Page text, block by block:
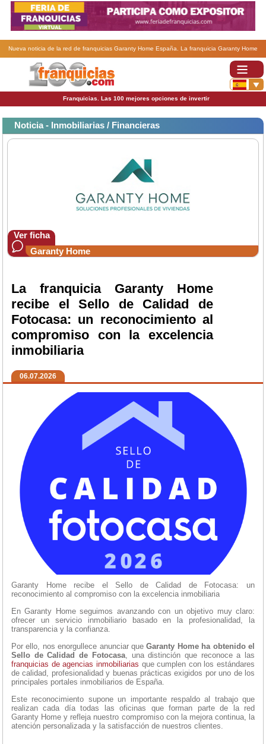
Nueva noticia de la red de franquicias Garanty Home España. La franquicia Garanty Home
recibe el Sello de Calidad de Fotocasa: un reconocimiento al compromiso con la excelencia
Franquicias. Las 100 mejores opciones de invertir
Noticia - Inmobiliarias / Financieras
Ver ficha
Garanty Home
La franquicia Garanty Home
recibe el Sello de Calidad de
Fotocasa: un reconocimiento al
compromiso con la excelencia
inmobiliaria
06.07.2026
Garanty Home recibe el Sello de Calidad de Fotocasa: un
reconocimiento al compromiso con la excelencia inmobiliaria
En Garanty Home seguimos avanzando con un objetivo muy claro:
ofrecer un servicio inmobiliario basado en la profesionalidad, la
transparencia y la confianza.
Por ello, nos enorgullece anunciar queGaranty Home ha obtenido el
Sello de Calidad de Fotocasa, una distinción que reconoce a las
franquicias de agencias inmobiliarias que cumplen con los estándares
de calidad, profesionalidad y buenas prácticas exigidos por uno de los
principales portales inmobiliarios de España.
Este reconocimiento supone un importante respaldo al trabajo que
realizan cada día todas las oficinas que forman parte de la red
Garanty Home y refleja nuestro compromiso con la mejora continua, la
atención personalizada y la satisfacción de nuestros clientes.